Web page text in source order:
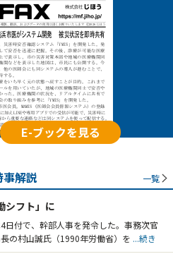
E-ブックを見る
事解説 一覧
シフト」に
日付で、幹部人事を発令した。事務次官
の村山誠氏（1990年労働省）を ...続き